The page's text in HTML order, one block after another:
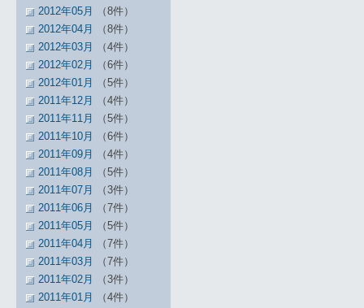
2012年05月
（8件）
2012年04月
（8件）
2012年03月
（4件）
2012年02月
（6件）
2012年01月
（5件）
2011年12月
（4件）
2011年11月
（5件）
2011年10月
（6件）
2011年09月
（4件）
2011年08月
（5件）
2011年07月
（3件）
2011年06月
（7件）
2011年05月
（5件）
2011年04月
（7件）
2011年03月
（7件）
2011年02月
（3件）
2011年01月
（4件）